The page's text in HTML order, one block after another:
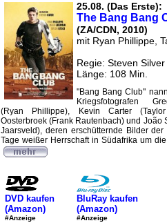
25.08. (Das Erste):
The Bang Bang
(ZA/CDN, 2010)
mit Ryan Phillippe,
Regie: Steven Silver
Länge: 108 Min.
"Bang Bang Club"
Kriegsfotografen
(Ryan Phillippe), Kevin Carter
Oosterbroek (Frank Rautenbach) und João
Jaarsveld), deren erschütternde Bilder
Tage weißer Herrschaft in Südafrika um
DVD kaufen
(Amazon)
#Anzeige
BluRay kaufen
(Amazon)
#Anzeige